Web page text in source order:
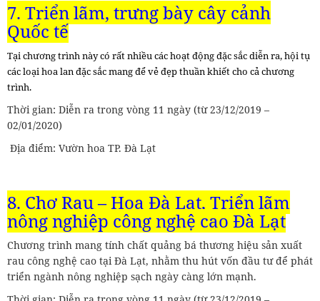
7. Triển lãm, trưng bày cây cảnh
Quốc tế
Tại chương trình này có rất nhiều các hoạt động đặc sắc diễn ra, hội tụ
các loại hoa lan đặc sắc mang để vẻ đẹp thuần khiết cho cả chương
trình.
Thời gian: Diễn ra trong vòng 11 ngày (từ 23/12/2019 –
02/01/2020)
Địa điểm: Vườn hoa TP. Đà Lạt
8. Chơ Rau – Hoa Đà Lạt, Triển lãm
nông nghiệp công nghệ cao Đà Lạt
Chương trình mang tính chất quảng bá thương hiệu sản xuất
rau công nghệ cao tại Đà Lạt, nhằm thu hút vốn đầu tư để phát
triển ngành nông nghiệp sạch ngày càng lớn mạnh.